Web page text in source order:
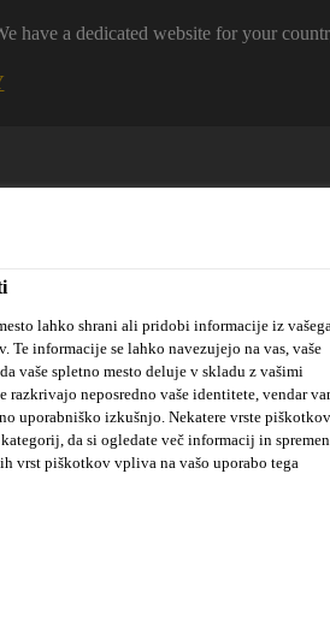
have a dedicated website for your
Kotiček za
arhitekte
lahko shrani ali pridobi informacije iz vašega
informacije se lahko navezujejo na vas, vaše
vaše spletno mesto deluje v skladu z vašimi
neposredno vaše identitete, vendar
uporabniško izkušnjo. Nekatere vrste piškotkov
da si ogledate več informacij in
vrst piškotkov vpliva na vašo uporabo tega